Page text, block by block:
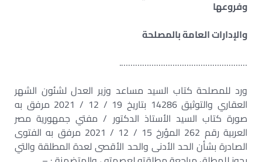
وفروعها
والإدارات العامة بالمصلحة
……………………………………………….
ورد للمصلحة كتاب السيد مساعد وزير العدل لشئون الشهر
العقاري والتوثيق 14286 بتاريخ 19 / 12 / 2021 مرفق به
صورة كتاب السيد الأستاذ الدكتور / مفتي جمهورية مصر
العربية رقم 262 المؤرخ 15 / 12 / 2021 مرفق به الفتوى
الصادرة بشأن الحد الأدنى والحد الأقصى لعدة المطلقة والتي